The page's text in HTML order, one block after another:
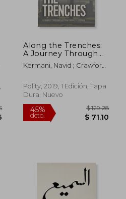
Along the Trenches:
A Journey Through
Eastern Europe to
Isfahan (en Inglés)
Kermani, Navid ; Crawford,
Polity, 2019, 1 Edición, Tapa
Dura, Nuevo